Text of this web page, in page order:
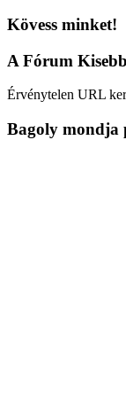
Kövess minket!
A Fórum
Érvénytelen URL
Bagoly mondja